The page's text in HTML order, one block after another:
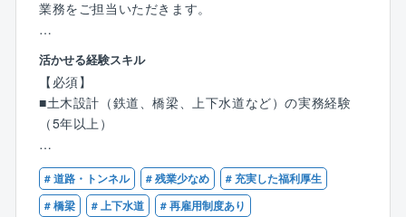
の研修を行っています。
業務をご担当いただきます。
【具体的には】
・現地調査
・打ち合わせ
・基本設計
・実地設計
・納品
※一連の流れをご対応いただくことになります。
活かせる経験スキル
【必須】
■土木設計（鉄道、橋梁、上下水道など）の実務経験
（5年以上）
【歓迎】
■RCCM（鉄道、鋼構造及びコンクリート、上水道及び
工業用水道、下水道）
# 道路・トンネル # 残業少なめ
# 充実した福利厚生
# 橋梁
# 上下水道
# 再雇用制度あり